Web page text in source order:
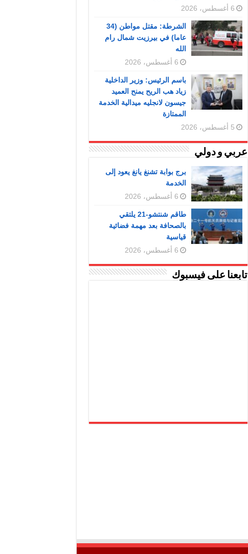
6 أغسطس، 2026
الشرطة: مقتل مواطن (34
عاما) في بيرزيت شمال رام
الله
6 أغسطس، 2026
باسم الرئيس: وزير الداخلية
زياد هب الريح يمنح العميد
جيسون لانجليه ميدالية الخدمة
الممتازة
5 أغسطس، 2026
عربي و دولي
برج بوابة تشنغ يانغ يعود إلى
الخدمة
6 أغسطس، 2026
طاقم شنتشو-21 يلتقي
بالصحافة بعد مهمة فضائية
قياسية
6 أغسطس، 2026
تابعنا على فيسبوك